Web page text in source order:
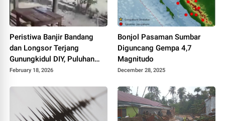
Peristiwa Banjir Bandang
dan Longsor Terjang
Gunungkidul DIY, Puluhan
Warga Dievakuasi
February 18, 2026
Bonjol Pasaman Sumbar
Diguncang Gempa 4,7
Magnitudo
December 28, 2025